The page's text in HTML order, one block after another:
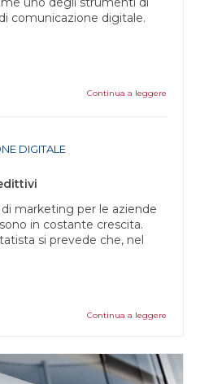
comunicazione digitale.
Continua a leggere
DIGITALE
marketing per le aziende
in costante crescita.
si prevede che, nel
Continua a leggere